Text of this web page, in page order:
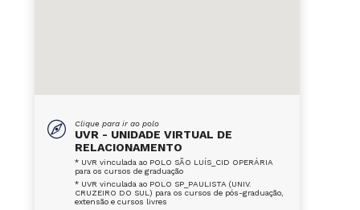
Clique para ir ao polo
UVR - UNIDADE VIRTUAL DE
RELACIONAMENTO
* UVR vinculada ao POLO SÃO LUÍS_CID OPERÁRIA
para os cursos de graduação
* UVR vinculada ao POLO SP_PAULISTA (UNIV.
CRUZEIRO DO SUL) para os cursos de pós-graduação,
extensão e cursos livres